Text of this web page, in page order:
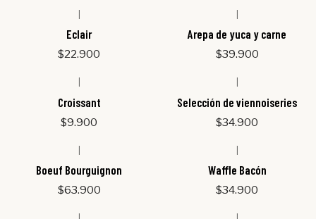
Eclair
$22.900
Arepa de yuca y carne
$39.900
Croissant
$9.900
Selección de viennoiseries
$34.900
Boeuf Bourguignon
$63.900
Waffle Bacón
$34.900